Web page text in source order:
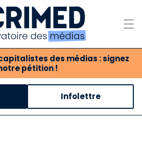
des médias : signez
pétition !
association
des médias
propositions
Infolettre